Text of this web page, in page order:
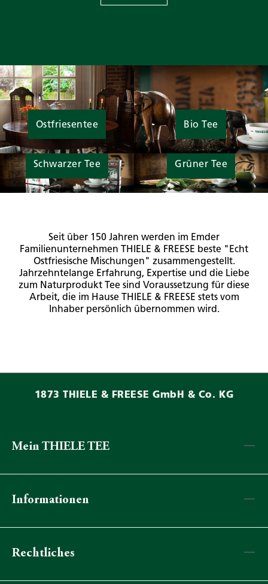
Ostfriesentee Bio Tee
Schwarzer Tee Grüner Tee
Seit über 150 Jahren werden im Emder
Familienunternehmen THIELE & FREESE beste "Echt
Ostfriesische Mischungen" zusammengestellt.
Jahrzehntelange Erfahrung, Expertise und die Liebe
zum Naturprodukt Tee sind Voraussetzung für diese
Arbeit, die im Hause THIELE & FREESE stets vom
Inhaber persönlich übernommen wird.
1873 THIELE & FREESE GmbH & Co. KG
Mein THIELE TEE
Informationen
Rechtliches